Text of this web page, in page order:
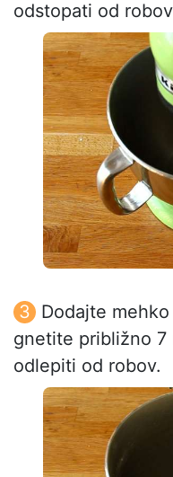
odstopati od
Dodajte
gnetite približno 7
odlepiti od robov.